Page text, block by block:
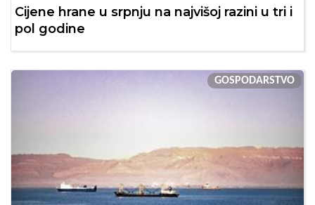
Cijene hrane u srpnju na najvišoj razini u tri i
pol godine
GOSPODARSTVO